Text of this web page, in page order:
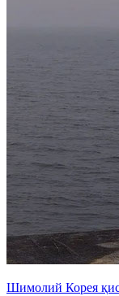
Шимолий Корея